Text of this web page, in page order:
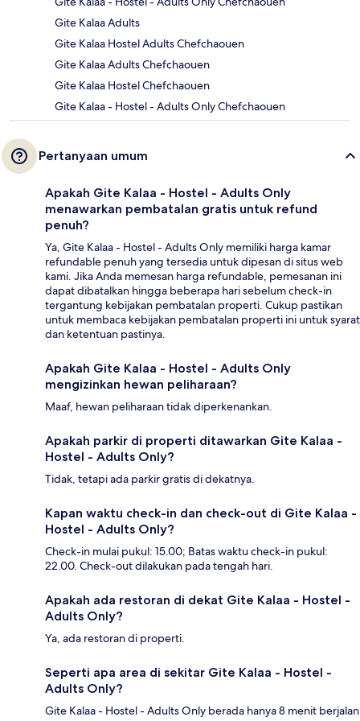
Gite Kalaa Adults
Gite Kalaa Hostel Adults Chefchaouen
Gite Kalaa Adults Chefchaouen
Gite Kalaa Hostel Chefchaouen
Gite Kalaa - Hostel - Adults Only Chefchaouen
Pertanyaan umum
Apakah Gite Kalaa - Hostel - Adults Only
menawarkan pembatalan gratis untuk refund
penuh?
Ya, Gite Kalaa - Hostel - Adults Only memiliki harga kamar
refundable penuh yang tersedia untuk dipesan di situs web
kami. Jika Anda memesan harga refundable, pemesanan ini
dapat dibatalkan hingga beberapa hari sebelum check-in
tergantung kebijakan pembatalan properti. Cukup pastikan
untuk membaca kebijakan pembatalan properti ini untuk syarat
dan ketentuan pastinya.
Apakah Gite Kalaa - Hostel - Adults Only
mengizinkan hewan peliharaan?
Maaf, hewan peliharaan tidak diperkenankan.
Apakah parkir di properti ditawarkan Gite Kalaa -
Hostel - Adults Only?
Tidak, tetapi ada parkir gratis di dekatnya.
Kapan waktu check-in dan check-out di Gite Kalaa -
Hostel - Adults Only?
Check-in mulai pukul: 15.00; Batas waktu check-in pukul:
22.00. Check-out dilakukan pada tengah hari.
Apakah ada restoran di dekat Gite Kalaa - Hostel -
Adults Only?
Ya, ada restoran di properti.
Seperti apa area di sekitar Gite Kalaa - Hostel -
Adults Only?
Gite Kalaa - Hostel - Adults Only berada hanya 8 menit berjalan